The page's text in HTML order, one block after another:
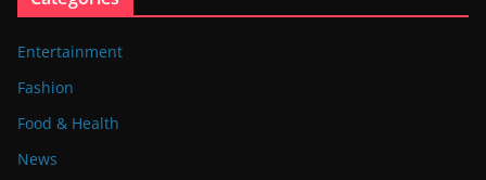
Entertainment
Fashion
Food & Health
News